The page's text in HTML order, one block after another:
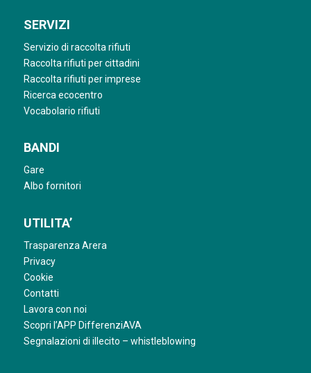
SERVIZI
Servizio di raccolta rifiuti
Raccolta rifiuti per cittadini
Raccolta rifiuti per imprese
Ricerca ecocentro
Vocabolario rifiuti
BANDI
Gare
Albo fornitori
UTILITA’
Trasparenza Arera
Privacy
Cookie
Contatti
Lavora con noi
Scopri l’APP DifferenziAVA
Segnalazioni di illecito – whistleblowing